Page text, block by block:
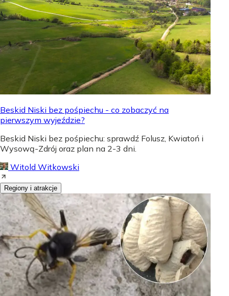
Beskid Niski bez pośpiechu - co zobaczyć na
pierwszym wyjeździe?
Beskid Niski bez pośpiechu: sprawdź Folusz, Kwiatoń i
Wysową-Zdrój oraz plan na 2-3 dni.
Witold Witkowski
Regiony i atrakcje